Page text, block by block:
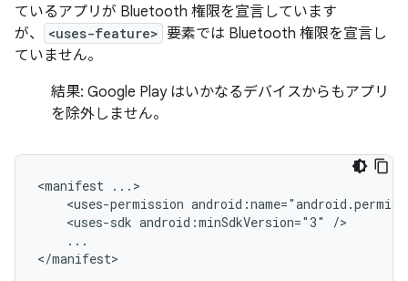
ているアプリが Bluetooth 権限を宣言しています
が、
<uses-feature> 要素では Bluetooth 権限を宣言し
ていません。
結果: Google Play はいかなるデバイスからもアプリ
を除外しません。
<manifest
<uses-permission
<uses-sdk android:minSdkVersion="3"
...
</manifest>